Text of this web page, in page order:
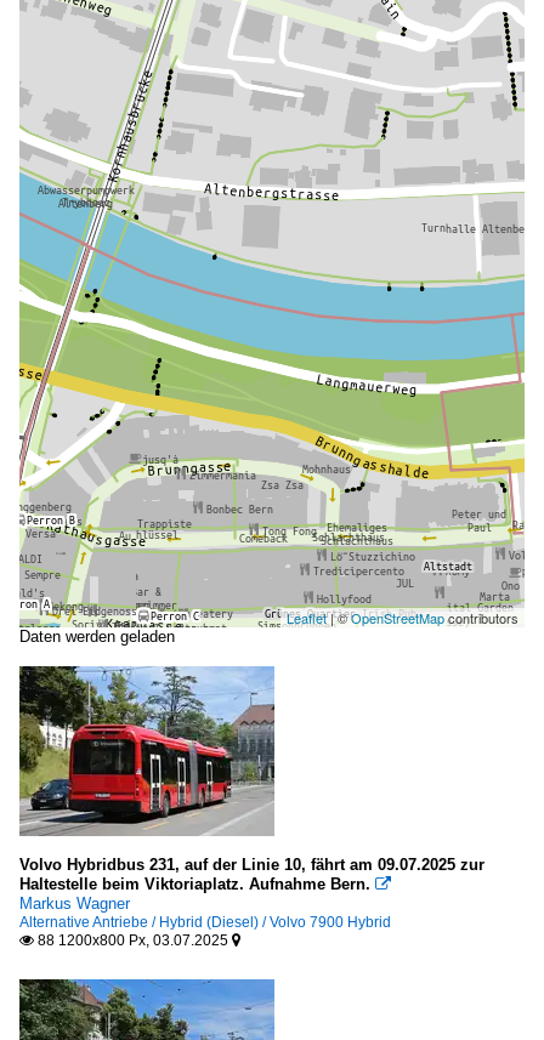
Leaflet| ©OpenStreetMapcontributors
Daten werden geladen
Volvo Hybridbus 231, auf der Linie 10, fährt am 09.07.2025 zur
Haltestelle beim Viktoriaplatz. Aufnahme Bern. 
Markus Wagner
Alternative Antriebe / Hybrid (Diesel) / Volvo 7900 Hybrid
 88 1200x800 Px, 03.07.2025 